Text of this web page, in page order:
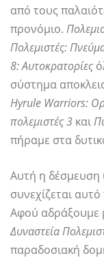
από τους
προνόμιο.
Πολεμιστές:
8: Αυτοκρατορίες
σύστημα
Hyrule Warriors:
πολεμιστές 3 και
πήραμε στα
Αυτή η δέσμευση
συνεχίζεται
Αφού αδράξουμε
Δυναστεία
παραδοσιακή